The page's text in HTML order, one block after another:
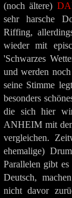
(noch ältere)
sehr harsche
Riffing,
wieder mit
'Schwarzes
und werden
seine Stimme
besonders
die sich hier
ANHEIM mit
vergleichen.
ehemalige)
Parallelen gibt
Deutsch,
nicht davor